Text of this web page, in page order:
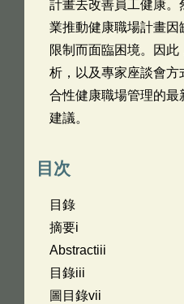
計畫去改善員工健康。
業推動健康職場計畫因
限制而面臨困境。因
析，以及專家座談會
合性健康職場管理的最
建議。
目次
目錄
摘要i
Abstractiii
目錄iii
圖目錄vii